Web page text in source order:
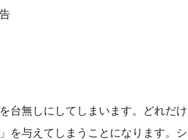
台無しにしてしまいます。どれだけ
を与えてしまうことになります。シ